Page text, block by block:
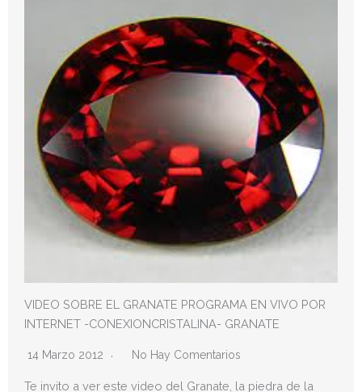
VIDEO SOBRE EL GRANATE PROGRAMA EN VIVO POR
INTERNET -CONEXIONCRISTALINA- GRANATE
14 Marzo 2012 No Hay Comentarios
Te invito a ver este video del Granate, la piedra de la